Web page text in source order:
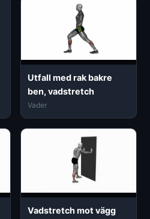
Utfall med rak bakre
ben, vadstretch
Vader
Vadstretch mot vägg